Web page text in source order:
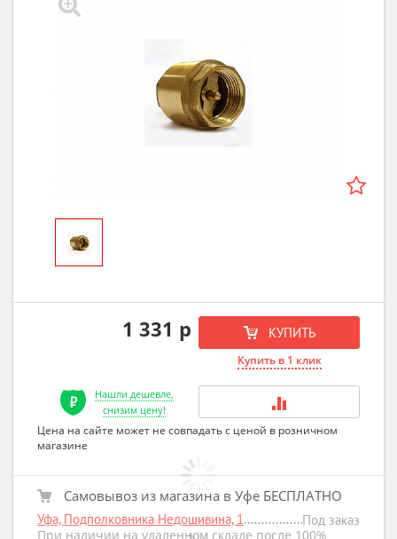
1 331 р КУПИТЬ
Купить в 1 клик
Нашли дешевле,
снизим цену!
Цена на сайте может не совпадать с ценой в розничном
магазине
Самовывоз из магазина в Уфе БЕСПЛАТНО
Уфа, Подполковника Недошивина, 1
Под заказ
При наличии на удаленном складе после 100%